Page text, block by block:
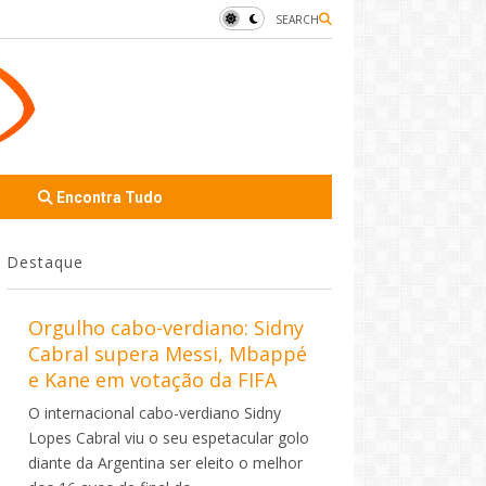
SEARCH
Encontra Tudo
Destaque
Orgulho cabo-verdiano: Sidny
Cabral supera Messi, Mbappé
e Kane em votação da FIFA
O internacional cabo-verdiano Sidny
Lopes Cabral viu o seu espetacular golo
diante da Argentina ser eleito o melhor